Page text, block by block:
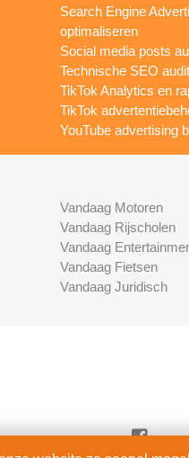
Search Engine
optimaliseren
Social media posts
Technische SEO
TikTok Analytics en
TikTok
YouTube advertising
Vandaag Motoren
Vandaag Rijscholen
Vandaag
Vandaag Fietsen
Vandaag Juridisch